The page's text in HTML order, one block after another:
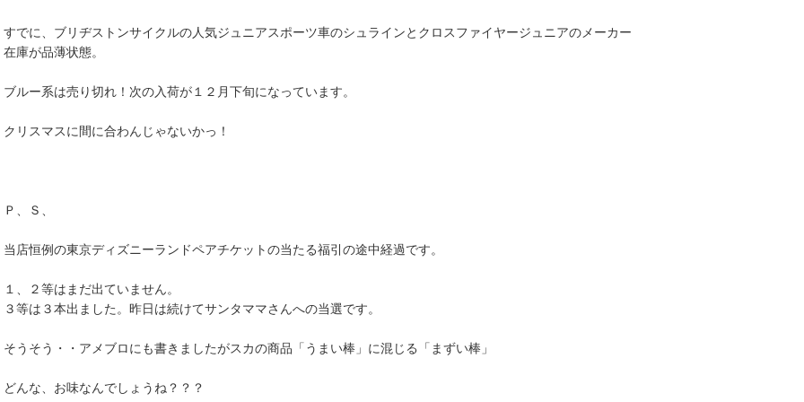
すでに、ブリヂストンサイクルの人気ジュニアスポーツ車のシュラインとクロスファイヤージュニアのメーカー
在庫が品薄状態。
ブルー系は売り切れ！次の入荷が１２月下旬になっています。
クリスマスに間に合わんじゃないかっ！
Ｐ、Ｓ、
当店恒例の東京ディズニーランドペアチケットの当たる福引の途中経過です。
１、２等はまだ出ていません。
３等は３本出ました。昨日は続けてサンタママさんへの当選です。
そうそう・・アメブロにも書きましたがスカの商品「うまい棒」に混じる「まずい棒」
どんな、お味なんでしょうね？？？